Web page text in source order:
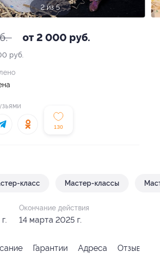
2 из 5
от 2 000 руб.
руб.
130
класс Мастер-классы
Окончание действия
14 марта 2025 г.
Гарантии Адреса Отзывы